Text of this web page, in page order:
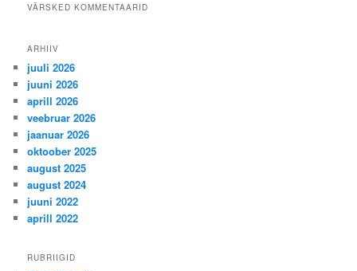
VÄRSKED KOMMENTAARID
ARHIIV
juuli 2026
juuni 2026
aprill 2026
veebruar 2026
jaanuar 2026
oktoober 2025
august 2025
august 2024
juuni 2022
aprill 2022
RUBRIIGID